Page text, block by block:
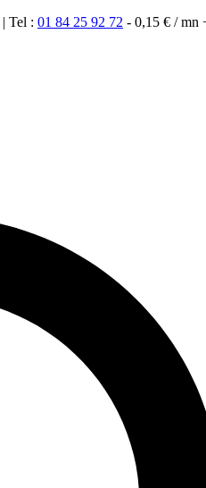
| Tel : 01 84 25 92 72 - 0,15 € / mn